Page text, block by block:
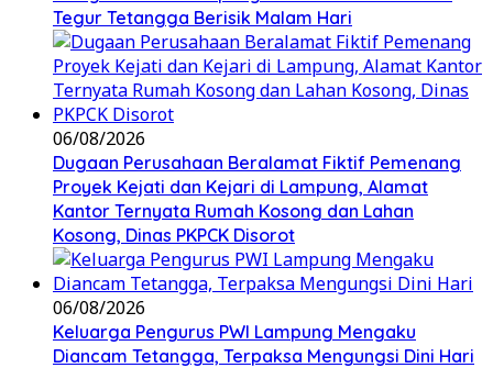
Tegur Tetangga Berisik Malam Hari
06/08/2026
Dugaan Perusahaan Beralamat Fiktif Pemenang
Proyek Kejati dan Kejari di Lampung, Alamat
Kantor Ternyata Rumah Kosong dan Lahan
Kosong, Dinas PKPCK Disorot
06/08/2026
Keluarga Pengurus PWI Lampung Mengaku
Diancam Tetangga, Terpaksa Mengungsi Dini Hari